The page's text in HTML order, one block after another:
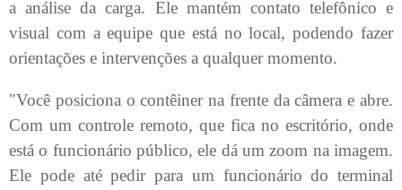
a análise da carga. Ele mantém contato telefônico e
visual com a equipe que está no local, podendo fazer
orientações e intervenções a qualquer momento.
"Você posiciona o contêiner na frente da câmera e abre.
Com um controle remoto, que fica no escritório, onde
está o funcionário público, ele dá um zoom na imagem.
Ele pode até pedir para um funcionário do terminal